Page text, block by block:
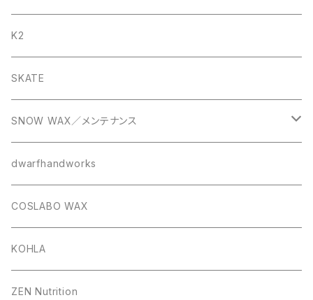
K2
SKATE
SNOW WAX／メンテナンス
Kissy mix snowsurf wax
dwarfhandworks
COSLABO WAX
KOHLA
ZEN Nutrition